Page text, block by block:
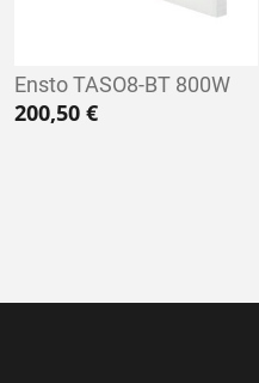
Ensto TASO8-BT 800W
200,50 €